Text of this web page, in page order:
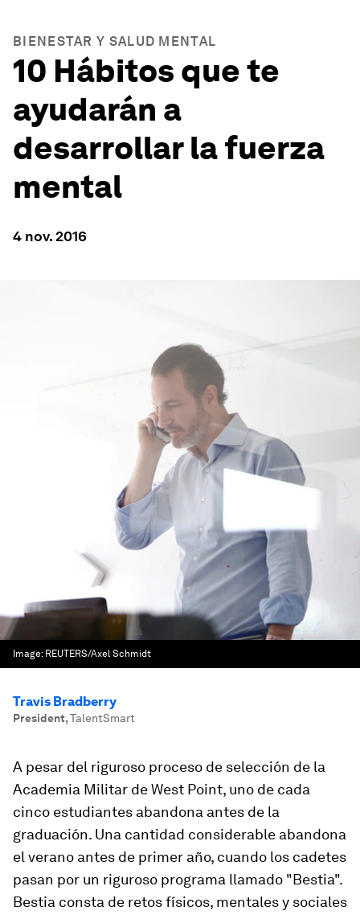
BIENESTAR Y SALUD MENTAL
10 Hábitos que te
ayudarán a
desarrollar la fuerza
mental
4 nov. 2016
Image: REUTERS/Axel Schmidt
Travis Bradberry
President,TalentSmart
A pesar del riguroso proceso de selección de la
Academia Militar de West Point, uno de cada
cinco estudiantes abandona antes de la
graduación. Una cantidad considerable abandona
el verano antes de primer año, cuando los cadetes
pasan por un riguroso programa llamado "Bestia".
Bestia consta de retos físicos, mentales y sociales